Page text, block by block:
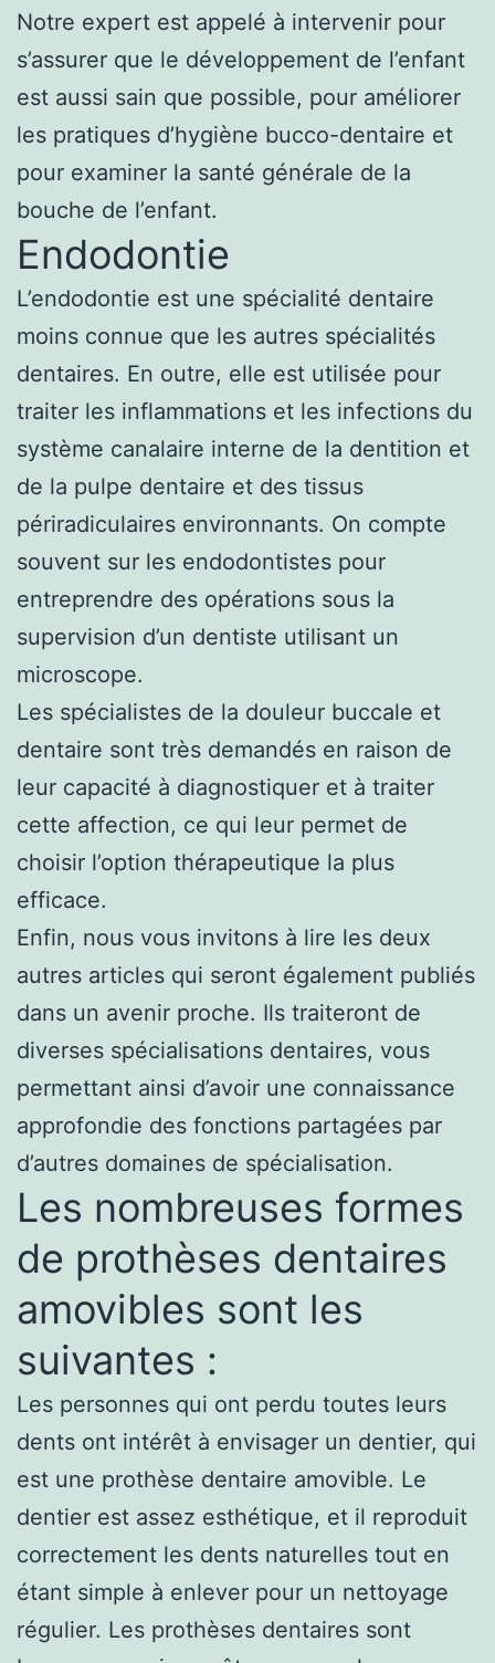
Notre expert est appelé à intervenir pour
s’assurer que le développement de l’enfant
est aussi sain que possible, pour améliorer
les pratiques d’hygiène bucco-dentaire et
pour examiner la santé générale de la
bouche de l’enfant.
Endodontie
L’endodontie est une spécialité dentaire
moins connue que les autres spécialités
dentaires. En outre, elle est utilisée pour
traiter les inflammations et les infections du
système canalaire interne de la dentition et
de la pulpe dentaire et des tissus
périradiculaires environnants. On compte
souvent sur les endodontistes pour
entreprendre des opérations sous la
supervision d’un dentiste utilisant un
microscope.
Les spécialistes de la douleur buccale et
dentaire sont très demandés en raison de
leur capacité à diagnostiquer et à traiter
cette affection, ce qui leur permet de
choisir l’option thérapeutique la plus
efficace.
Enfin, nous vous invitons à lire les deux
autres articles qui seront également publiés
dans un avenir proche. Ils traiteront de
diverses spécialisations dentaires, vous
permettant ainsi d’avoir une connaissance
approfondie des fonctions partagées par
d’autres domaines de spécialisation.
Les nombreuses formes
de prothèses dentaires
amovibles sont les
suivantes :
Les personnes qui ont perdu toutes leurs
dents ont intérêt à envisager un dentier, qui
est une prothèse dentaire amovible. Le
dentier est assez esthétique, et il reproduit
correctement les dents naturelles tout en
étant simple à enlever pour un nettoyage
régulier. Les prothèses dentaires sont